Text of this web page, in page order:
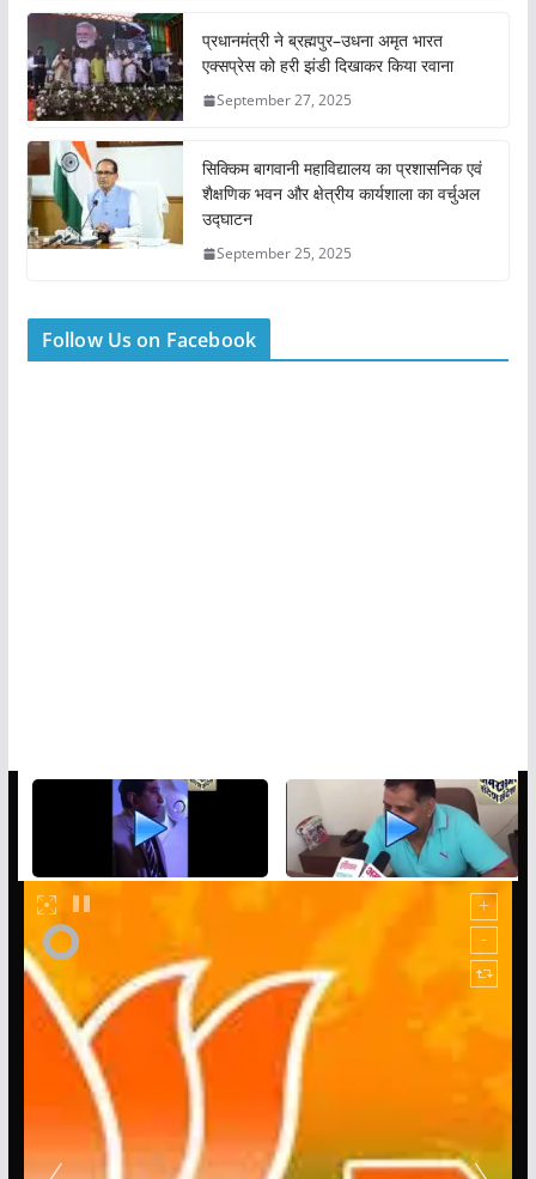
प्रधानमंत्री ने ब्रह्मपुर–उधना अमृत भारत
एक्सप्रेस को हरी झंडी दिखाकर किया रवाना
September 27, 2025
सिक्किम बागवानी महाविद्यालय का प्रशासनिक एवं
शैक्षणिक भवन और क्षेत्रीय कार्यशाला का वर्चुअल
उद्घाटन
September 25, 2025
Follow Us on Facebook